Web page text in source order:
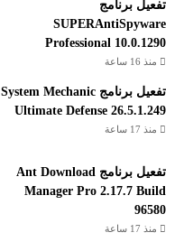
تفعيل برنامج
SUPERAntiSpyware
Professional 10.0.1290
منذ 16 ساعة
تفعيل برنامج System Mechanic
Ultimate Defense 26.5.1.249
منذ 17 ساعة
تفعيل برنامج Ant Download
Manager Pro 2.17.7 Build
96580
منذ 17 ساعة